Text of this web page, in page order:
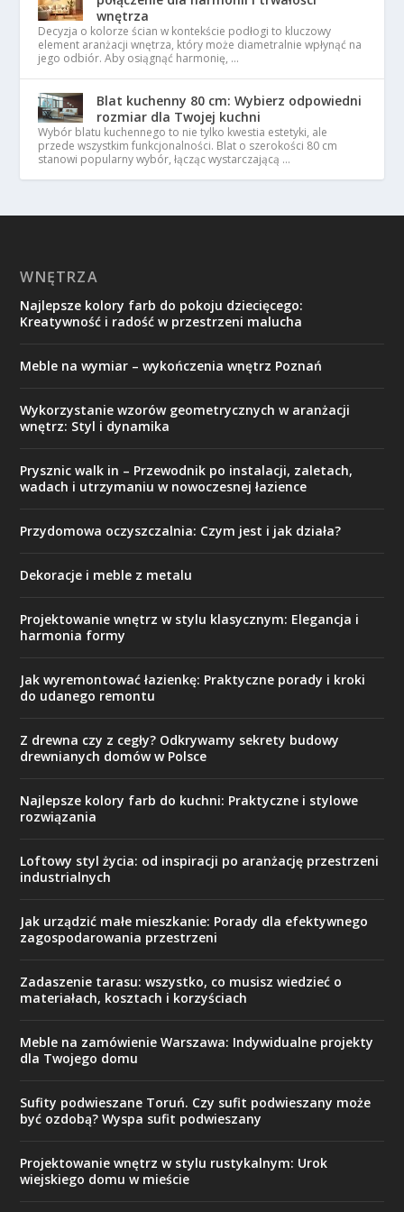
wnętrza
Decyzja o kolorze ścian w kontekście podłogi to kluczowy
element aranżacji wnętrza, który może diametralnie wpłynąć na
jego odbiór. Aby osiągnąć harmonię, …
Blat kuchenny 80 cm: Wybierz odpowiedni
rozmiar dla Twojej kuchni
Wybór blatu kuchennego to nie tylko kwestia estetyki, ale
przede wszystkim funkcjonalności. Blat o szerokości 80 cm
stanowi popularny wybór, łącząc wystarczającą …
WNĘTRZA
Najlepsze kolory farb do pokoju dziecięcego:
Kreatywność i radość w przestrzeni malucha
Meble na wymiar – wykończenia wnętrz Poznań
Wykorzystanie wzorów geometrycznych w aranżacji
wnętrz: Styl i dynamika
Prysznic walk in – Przewodnik po instalacji, zaletach,
wadach i utrzymaniu w nowoczesnej łazience
Przydomowa oczyszczalnia: Czym jest i jak działa?
Dekoracje i meble z metalu
Projektowanie wnętrz w stylu klasycznym: Elegancja i
harmonia formy
Jak wyremontować łazienkę: Praktyczne porady i kroki
do udanego remontu
Z drewna czy z cegły? Odkrywamy sekrety budowy
drewnianych domów w Polsce
Najlepsze kolory farb do kuchni: Praktyczne i stylowe
rozwiązania
Loftowy styl życia: od inspiracji po aranżację przestrzeni
industrialnych
Jak urządzić małe mieszkanie: Porady dla efektywnego
zagospodarowania przestrzeni
Zadaszenie tarasu: wszystko, co musisz wiedzieć o
materiałach, kosztach i korzyściach
Meble na zamówienie Warszawa: Indywidualne projekty
dla Twojego domu
Sufity podwieszane Toruń. Czy sufit podwieszany może
być ozdobą? Wyspa sufit podwieszany
Projektowanie wnętrz w stylu rustykalnym: Urok
wiejskiego domu w mieście